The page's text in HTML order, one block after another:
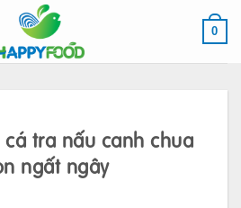
0
tra nấu canh chua
ngất ngây